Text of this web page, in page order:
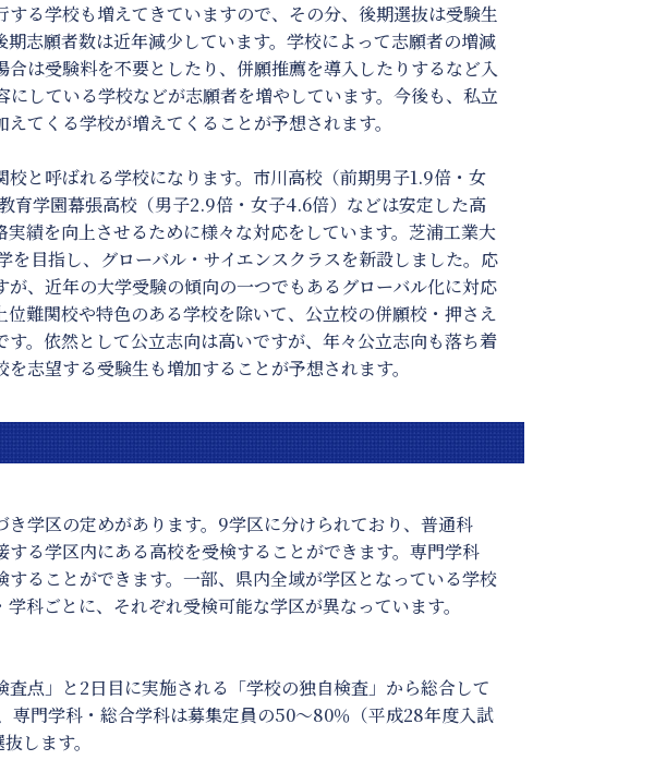
る学校も増えてきていますので、その分、後期選抜は受験生
志願者数は近年減少しています。学校によって志願者の増減
は受験料を不要としたり、併願推薦を導入したりするなど入
している学校などが志願者を増やしています。今後も、私立
てくる学校が増えてくることが予想されます。
と呼ばれる学校になります。市川高校（前期男子1.9倍・女
育学園幕張高校（男子2.9倍・女子4.6倍）などは安定した高
績を向上させるために様々な対応をしています。芝浦工業大
目指し、グローバル・サイエンスクラスを新設しました。応
、近年の大学受験の傾向の一つでもあるグローバル化に対応
難関校や特色のある学校を除いて、公立校の併願校・押さえ
。依然として公立志向は高いですが、年々公立志向も落ち着
志望する受験生も増加することが予想されます。
学区の定めがあります。9学区に分けられており、普通科
る学区内にある高校を受検することができます。専門学科
ることができます。一部、県内全域が学区となっている学校
科ごとに、それぞれ受検可能な学区が異なっています。
点」と2日目に実施される「学校の独自検査」から総合して
専門学科・総合学科は募集定員の50～80％（平成28年度入試
します。